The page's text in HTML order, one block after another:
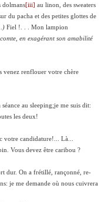
dolmans[iii] au linon, des sweaters
du pacha et des petites glottes de
.) Fiel !. . . Mon lampion
en exagérant son amabilité
venez renflouer votre chère
au sleeping;je me suis dit:
les deux!
votre candidature!... Là...
Vous devez être caribou ?
dur. On a frétillé, rançonné, re-
je me demande où nous cuivrera